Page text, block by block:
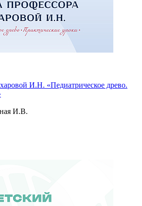
И.Н. «Педиатрическое древо.
И.В.